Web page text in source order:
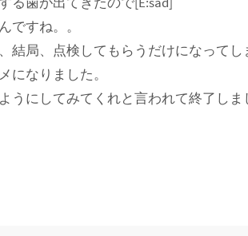
ですね。。
局、点検してもらうだけになってし
になりました。
にしてみてくれと言われて終了しま